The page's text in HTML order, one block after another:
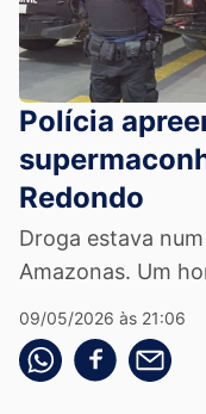
Polícia
Redondo
Droga estava
Amazonas. Um
09/05/2026 às 21:06
Compartilhe pelo
Compartilhar no